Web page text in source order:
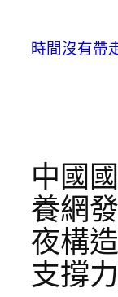
時間沒有帶
中國
養網
夜構
支撐